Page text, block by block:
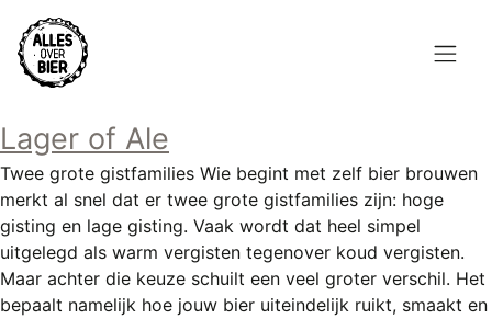
Overslaan
en
naar
gaan
Hoofdnavigatie
BROUWEN
BLOG
AANBOD
Lager of Ale
Twee grote gistfamilies Wie begint met zelf bier brouwen
merkt al snel dat er twee grote gistfamilies zijn: hoge
gisting en lage gisting. Vaak wordt dat heel simpel
uitgelegd als warm vergisten tegenover koud vergisten.
Maar achter die keuze schuilt een veel groter verschil. Het
bepaalt namelijk hoe jouw bier uiteindelijk ruikt, smaakt en